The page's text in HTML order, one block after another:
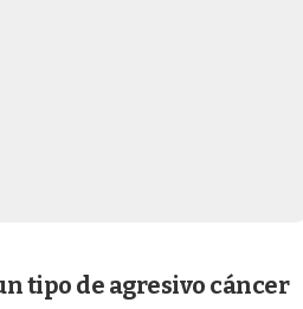
tipo de agresivo cáncer